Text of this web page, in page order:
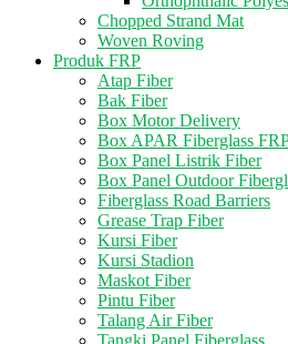
Chopped Strand Mat
Woven Roving
Produk FRP
Atap Fiber
Bak Fiber
Box Motor Delivery
Box APAR Fiberglass
Box Panel Listrik Fiber
Box Panel Outdoor
Fiberglass Road Barriers
Grease Trap Fiber
Kursi Fiber
Kursi Stadion
Maskot Fiber
Pintu Fiber
Talang Air Fiber